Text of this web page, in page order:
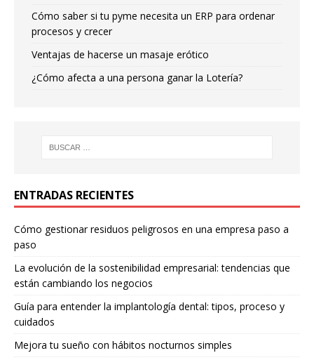
Cómo saber si tu pyme necesita un ERP para ordenar
procesos y crecer
Ventajas de hacerse un masaje erótico
¿Cómo afecta a una persona ganar la Lotería?
ENTRADAS RECIENTES
Cómo gestionar residuos peligrosos en una empresa paso a
paso
La evolución de la sostenibilidad empresarial: tendencias que
están cambiando los negocios
Guía para entender la implantología dental: tipos, proceso y
cuidados
Mejora tu sueño con hábitos nocturnos simples